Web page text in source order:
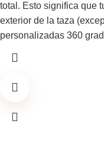
total. Esto significa que
exterior de la taza
personalizadas 360